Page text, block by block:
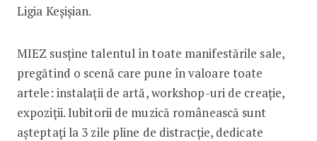
Ligia Keșișian.
MIEZ susține talentul în toate manifestările sale,
pregătind o scenă care pune în valoare toate
artele: instalații de artă, workshop-uri de creație,
expoziții. Iubitorii de muzică românească sunt
așteptați la 3 zile pline de distracție, dedicate